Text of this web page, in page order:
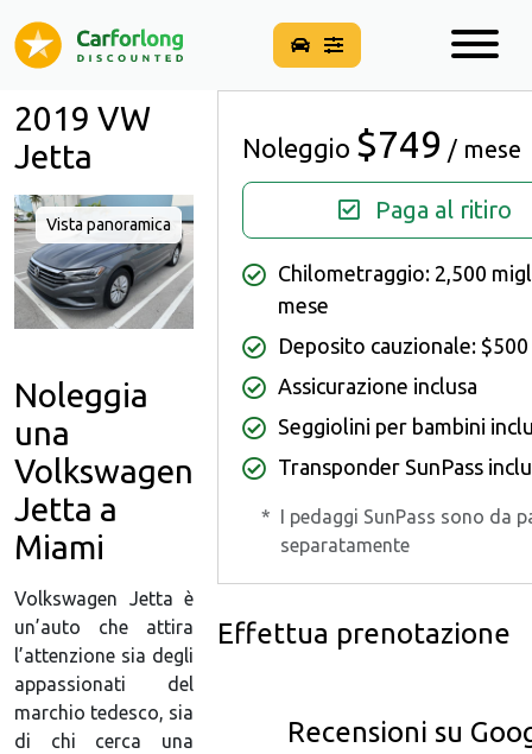
2019 VW
Jetta
Vista panoramica
Noleggio $749 / mese
Paga al ritiro
Chilometraggio: 2,500
mese
Deposito cauzionale: $500
Assicurazione inclusa
Seggiolini per bambini
Transponder SunPass
* I pedaggi SunPass sono da
separatamente
Effettua prenotazione
Recensioni su
Noleggia
una
Volkswagen
Jetta a
Miami
Volkswagen Jetta è
un’auto che attira
l’attenzione sia degli
appassionati del
marchio tedesco, sia
di chi cerca una